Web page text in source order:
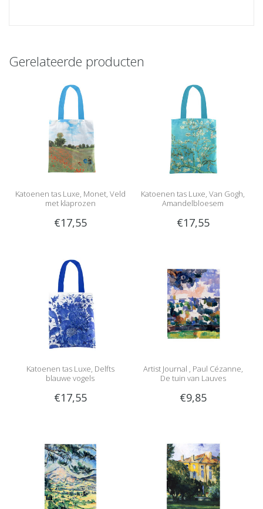
Gerelateerde producten
Katoenen tas Luxe, Monet, Veld
met klaprozen
€17,55
Katoenen tas Luxe, Van Gogh,
Amandelbloesem
€17,55
Katoenen tas Luxe, Delfts
blauwe vogels
€17,55
Artist Journal , Paul Cézanne,
De tuin van Lauves
€9,85